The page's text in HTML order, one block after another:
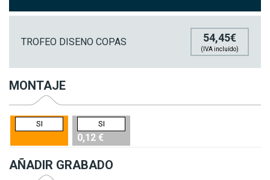
TROFEO DISENO COPAS 54,45€
(IVA incluído)
MONTAJE
SI SI
0,12 €
AÑADIR GRABADO